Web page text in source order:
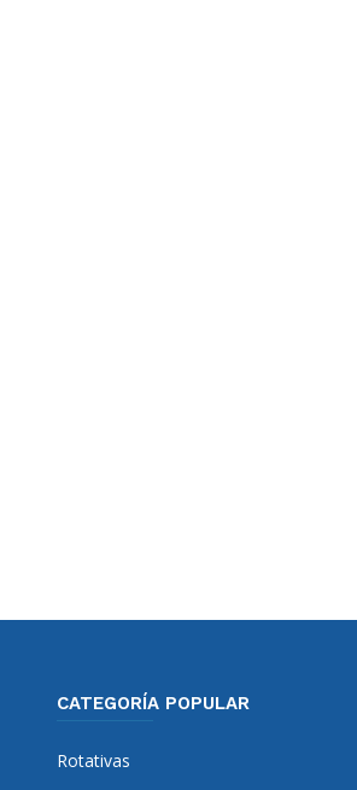
CATEGORÍA POPULAR
Rotativas